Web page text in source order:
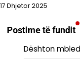
17 Dhjetor 2025
Postime të fundit
Dështon